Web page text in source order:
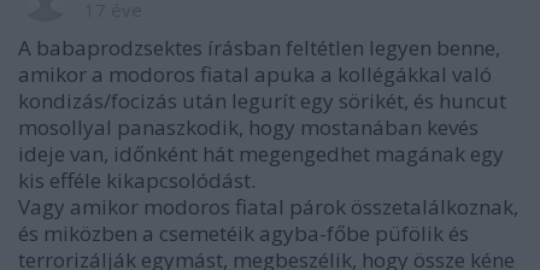
A babaprodzsektes írásban feltétlen legyen benne,
amikor a modoros fiatal apuka a kollégákkal való
kondizás/focizás után legurít egy sörikét, és huncut
mosollyal panaszkodik, hogy mostanában kevés
ideje van, időnként hát megengedhet magának egy
kis efféle kikapcsolódást.
Vagy amikor modoros fiatal párok összetalálkoznak,
és miközben a csemetéik agyba-főbe püfölik és
terrorizálják egymást, megbeszélik, hogy össze kéne